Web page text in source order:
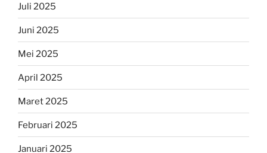
Juli 2025
Juni 2025
Mei 2025
April 2025
Maret 2025
Februari 2025
Januari 2025